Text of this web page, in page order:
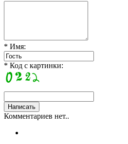
* Имя:
* Код с картинки:
Комментариев нет..